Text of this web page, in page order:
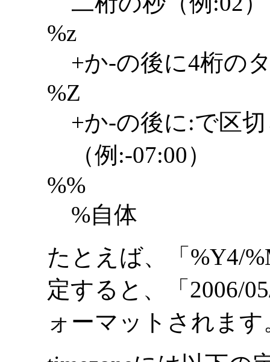
%z
+か-の後に4桁の
%Z
+か-の後に:で区
（例:-07:00）
%%
%自体
たとえば、「%Y4/
定すると、「2006/
ォーマットされます